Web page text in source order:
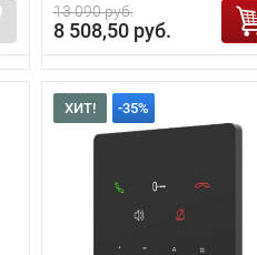
13 090 руб.
8 508,50 руб.
ХИТ! -35%